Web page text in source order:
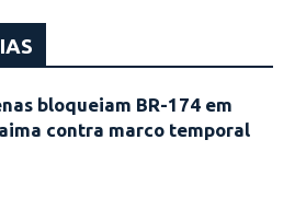
bloqueiam BR-174 em
contra marco temporal